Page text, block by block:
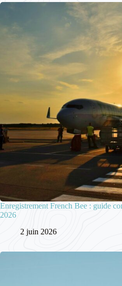
Enregistrement French Bee : guide
2026
2 juin 2026